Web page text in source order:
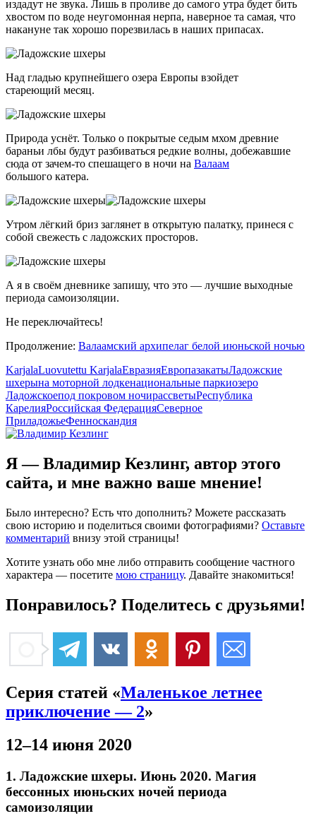
издадут не звука. Лишь в проливе до самого утра будет бить
хвостом по воде неугомонная нерпа, наверное та самая, что
накануне так хорошо порезвилась в наших припасах.
Над гладью крупнейшего озера Европы взойдет
стареющий месяц.
Природа уснёт. Только о покрытые седым мхом древние
бараньи лбы будут разбиваться редкие волны, добежавшие
сюда от зачем-то спешащего в ночи на Валаам
большого катера.
Утром лёгкий бриз заглянет в открытую палатку, принеся с
собой свежесть с ладожских просторов.
А я в своём дневнике запишу, что это — лучшие выходные
периода самоизоляции.
Не переключайтесь!
Продолжение: Валаамский архипелаг белой июньской ночью
KarjalaLuovutettu KarjalaЕвразияЕвропазакатыЛадожские
шхерына моторной лодкенациональные паркиозеро
Ладожскоепод покровом ночирассветыРеспублика
КарелияРоссийская ФедерацияСеверное
ПриладожьеФенноскандия
Я — Владимир Кезлинг, автор этого
сайта, и мне важно ваше мнение!
Было интересно? Есть что дополнить? Можете рассказать
свою историю и поделиться своими фотографиями? Оставьте
комментарий внизу этой страницы!
Хотите узнать обо мне либо отправить сообщение частного
характера — посетите мою страницу. Давайте знакомиться!
Понравилось? Поделитесь с друзьями!
Серия статей «Маленькое летнее
приключение — 2»
12–14 июня 2020
1. Ладожские шхеры. Июнь 2020. Магия
бессонных июньских ночей периода
самоизоляции